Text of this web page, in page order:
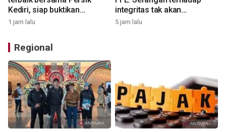
Kediri, siap buktikan
ketajaman di musim baru
1 jam lalu
integritas tak akan
ditoleransi
5 jam lalu
Regional